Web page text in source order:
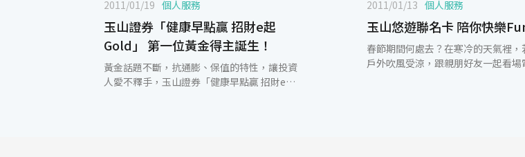
2011/01/19 個人服務
玉山證券「健康早點贏 招財e起
Gold」 第一位黃金得主誕生！
黃金話題不斷，抗通膨、保值的特性，讓投資
人愛不釋手，玉山證券「健康早點贏 招財e起
2011/01/13 個人服務
玉山悠遊聯名卡 陪你
春節期間何處去？在寒冷的天氣裡，
戶外吹風受涼，跟親朋好友一起看場